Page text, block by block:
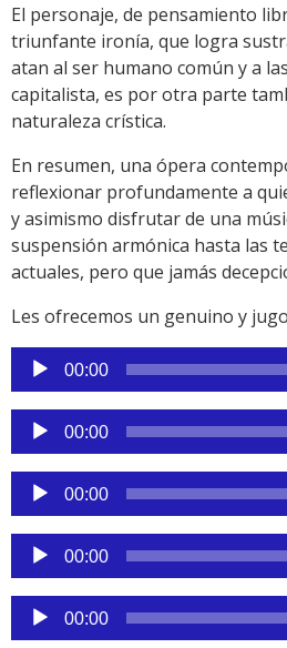
El personaje, de pensamiento
triunfante ironía, que logra
atan al ser humano común y a
capitalista, es por otra parte
naturaleza crística.
En resumen, una ópera
reflexionar profundamente a
y asimismo disfrutar de una
suspensión armónica hasta las
actuales, pero que jamás
Les ofrecemos un genuino y
Reproductor
de
audio
00:00
Reproductor
de
audio
00:00
Reproductor
de
audio
00:00
Reproductor
de
audio
00:00
Reproductor
de
00:00